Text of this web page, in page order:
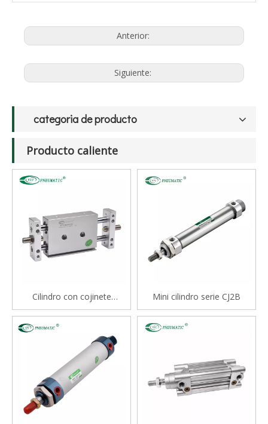
Anterior:
Siguiente:
categoria de producto
Producto caliente
Cilindro con cojinete
deslizante tipo varilla doble
serie STM
Mini cilindro serie CJ2B